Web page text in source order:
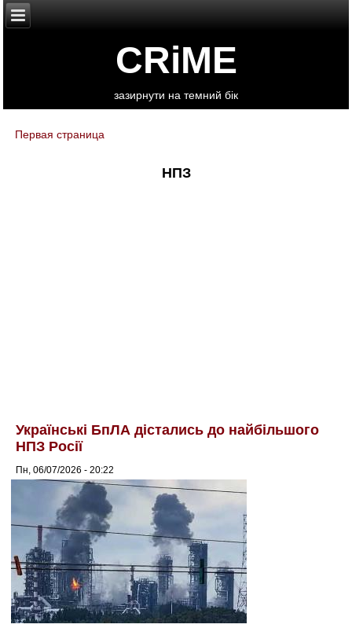
CRiME
зазирнути на темний бік
You are here
Первая страница
НПЗ
Українські БпЛА дістались до найбільшого
НПЗ Росії
Пн, 06/07/2026 - 20:22